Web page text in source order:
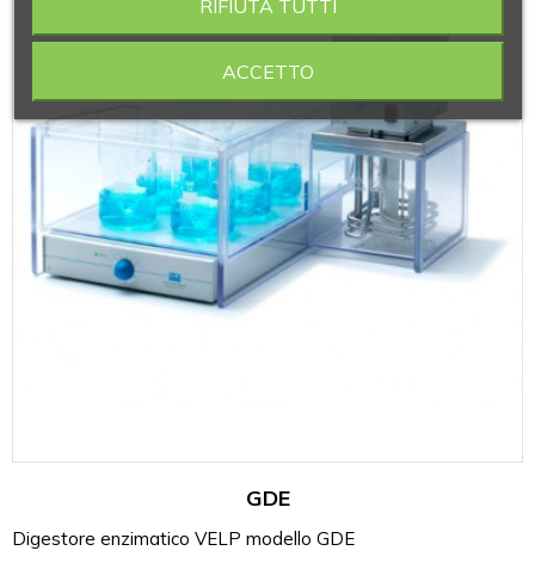
GDE
Digestore enzimatico VELP modello GDE
RIFIUTA TUTTI
ACCETTO